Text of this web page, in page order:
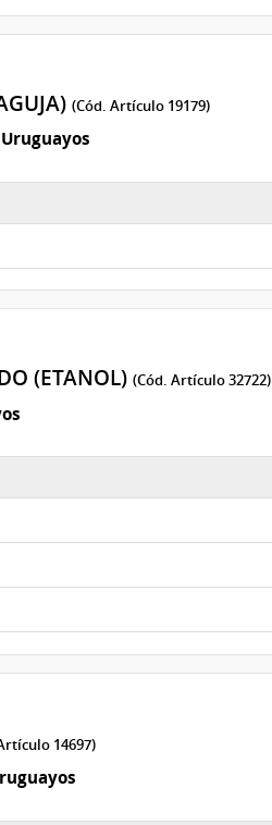
(Cód. Artículo 19179)
(ETANOL) (Cód. Artículo 32722)
14697)